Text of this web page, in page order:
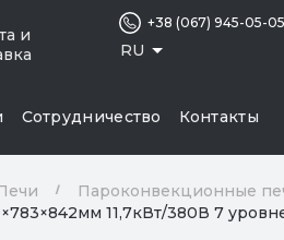
и
RU
+38 (067) 945-05-05
Сотрудничество Контакты
Пароконвекционные
11,7кВт/380В 7